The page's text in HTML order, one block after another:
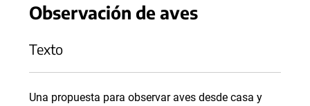
Observación de aves
Texto
Una propuesta para observar aves desde casa y